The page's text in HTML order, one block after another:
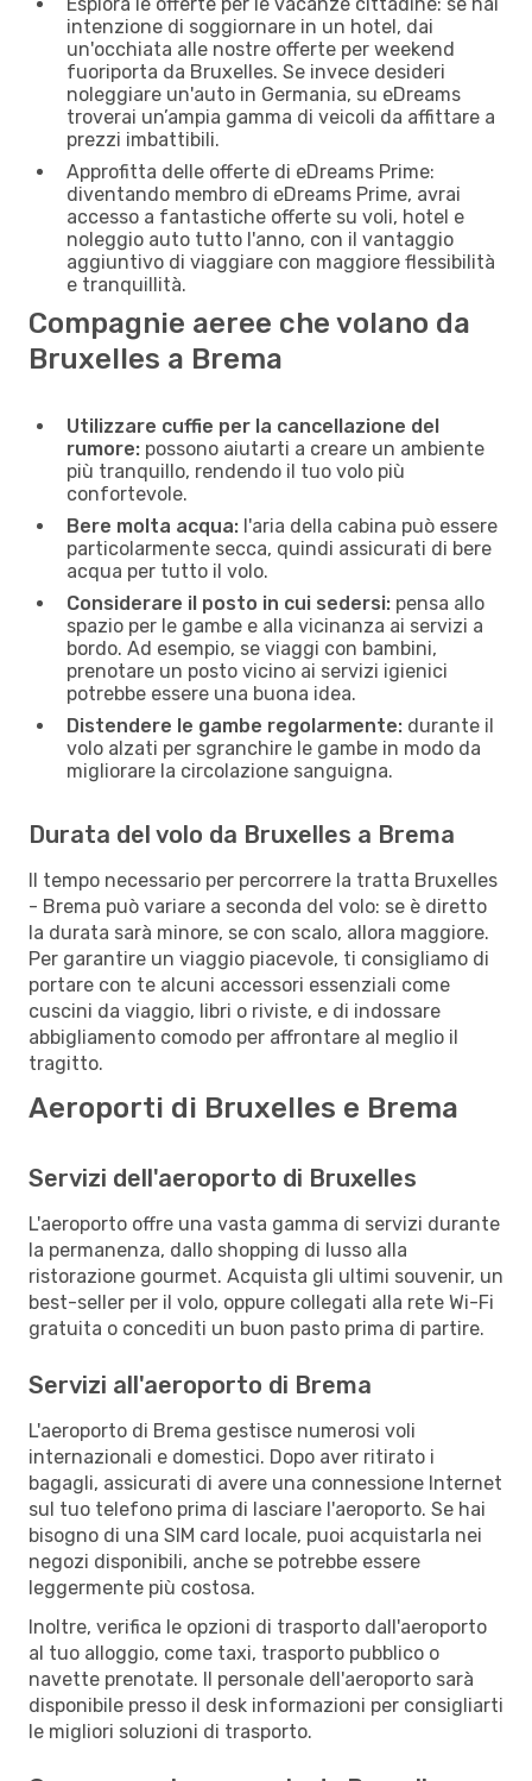
intenzione di soggiornare in un hotel, dai
un'occhiata alle nostre offerte per weekend
fuoriporta da Bruxelles. Se invece desideri
noleggiare un'auto in Germania, su eDreams
troverai un’ampia gamma di veicoli da affittare a
prezzi imbattibili.
Approfitta delle offerte di eDreams Prime:
diventando membro di eDreams Prime, avrai
accesso a fantastiche offerte su voli, hotel e
noleggio auto tutto l'anno, con il vantaggio
aggiuntivo di viaggiare con maggiore flessibilità
e tranquillità.
Compagnie aeree che volano da
Bruxelles a Brema
Utilizzare cuffie per la cancellazione del
rumore: possono aiutarti a creare un ambiente
più tranquillo, rendendo il tuo volo più
confortevole.
Bere molta acqua: l'aria della cabina può essere
particolarmente secca, quindi assicurati di bere
acqua per tutto il volo.
Considerare il posto in cui sedersi: pensa allo
spazio per le gambe e alla vicinanza ai servizi a
bordo. Ad esempio, se viaggi con bambini,
prenotare un posto vicino ai servizi igienici
potrebbe essere una buona idea.
Distendere le gambe regolarmente: durante il
volo alzati per sgranchire le gambe in modo da
migliorare la circolazione sanguigna.
Durata del volo da Bruxelles a Brema
Il tempo necessario per percorrere la tratta Bruxelles
- Brema può variare a seconda del volo: se è diretto
la durata sarà minore, se con scalo, allora maggiore.
Per garantire un viaggio piacevole, ti consigliamo di
portare con te alcuni accessori essenziali come
cuscini da viaggio, libri o riviste, e di indossare
abbigliamento comodo per affrontare al meglio il
tragitto.
Aeroporti di Bruxelles e Brema
Servizi dell'aeroporto di Bruxelles
L'aeroporto offre una vasta gamma di servizi durante
la permanenza, dallo shopping di lusso alla
ristorazione gourmet. Acquista gli ultimi souvenir, un
best-seller per il volo, oppure collegati alla rete Wi-Fi
gratuita o concediti un buon pasto prima di partire.
Servizi all'aeroporto di Brema
L'aeroporto di Brema gestisce numerosi voli
internazionali e domestici. Dopo aver ritirato i
bagagli, assicurati di avere una connessione Internet
sul tuo telefono prima di lasciare l'aeroporto. Se hai
bisogno di una SIM card locale, puoi acquistarla nei
negozi disponibili, anche se potrebbe essere
leggermente più costosa.
Inoltre, verifica le opzioni di trasporto dall'aeroporto
al tuo alloggio, come taxi, trasporto pubblico o
navette prenotate. Il personale dell'aeroporto sarà
disponibile presso il desk informazioni per consigliarti
le migliori soluzioni di trasporto.